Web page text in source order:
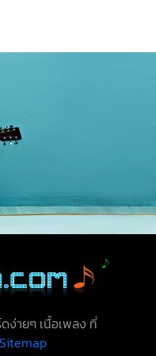
ง่ายๆ เนื้อเพลง ที่
Sitemap